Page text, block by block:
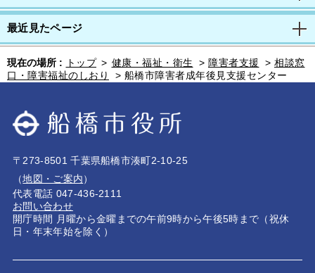
最近見たページ
現在の場所 : トップ > 健康・福祉・衛生 > 障害者支援 > 相談窓
口・障害福祉のしおり
> 船橋市障害者成年後見支援センター
〒273-8501 千葉県船橋市湊町2-10-25
（地図・ご案内）
代表電話 047-436-2111
お問い合わせ
開庁時間 月曜から金曜までの午前9時から午後5時まで（祝休
日・年末年始を除く）